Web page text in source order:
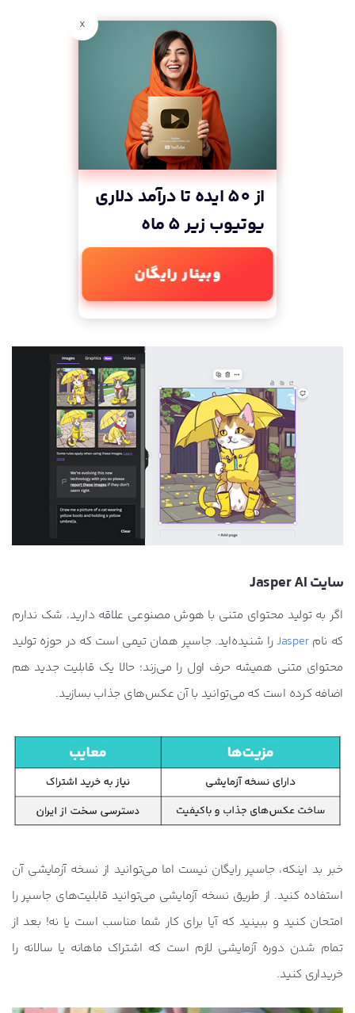
x
از 50 ایده تا درآمد دلاری
یوتیوب زیر 5 ماه
وبینار رایگان
سایت Jasper AI
اگر به تولید محتوای متنی با هوش مصنوعی علاقه دارید، شک ندارم
که نامJasperرا شنیده‌اید. جاسپر همان تیمی است که در حوزه تولید
محتوای متنی همیشه حرف اول را می‌زند؛ حالا یک قابلیت جدید هم
اضافه کرده است که می‌توانید با آن عکس‌های جذاب بسازید.
خبر بد اینکه، جاسپر رایگان نیست اما می‌توانید از نسخه آزمایشی آن
استفاده کنید. از طریق نسخه آزمایشی می‌توانید قابلیت‌های جاسپر را
امتحان کنید و ببینید که آیا برای کار شما مناسب است یا نه! بعد از
تمام شدن دوره آزمایشی لازم است که اشتراک ماهانه یا سالانه را
خریداری کنید.